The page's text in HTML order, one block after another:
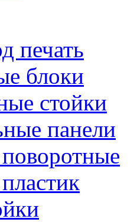
печать
блоки
стойки
панели